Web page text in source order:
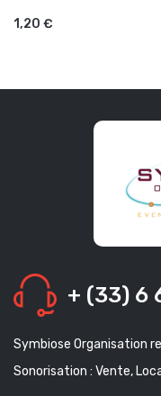
1,20 €
+ (33) 6
Symbiose Organisation
Sonorisation : Vente,